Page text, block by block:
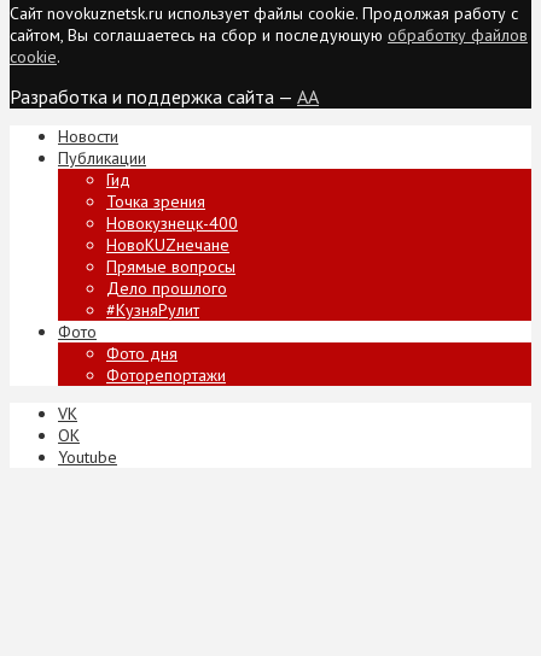
Сайт novokuznetsk.ru использует файлы cookie. Продолжая работу с
сайтом, Вы соглашаетесь на сбор и последующую обработку файлов
cookie.
Разработка и поддержка сайта — AA
Новости
Публикации
Гид
Точка зрения
Новокузнецк-400
НовоKUZнечане
Прямые вопросы
Дело прошлого
#КузняРулит
Фото
Фото дня
Фоторепортажи
VK
ОК
Youtube